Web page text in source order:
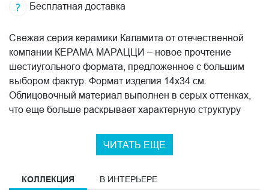
Бесплатная доставка
Свежая серия керамики Каламита от отечественной
компании КЕРАМА МАРАЦЦИ – новое прочтение
шестиугольного формата, предложенное с большим
выбором фактур. Формат изделия 14х34 см.
Облицовочный материал выполнен в серых оттенках,
что еще больше раскрывает характерную структуру
декоративные вставки, предложенные дизайнерами
ожидания, так как серия позволяет сочетать настолько
ЧИТАТЬ ЕЩЕ
КОЛЛЕКЦИЯ В ИНТЕРЬЕРЕ